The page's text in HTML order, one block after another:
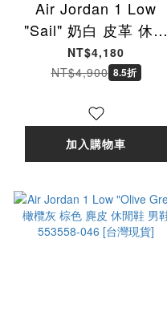
Air Jordan 1 Low
"Sail" 奶白 皮革 休閒
鞋 男鞋 HQ6998-100
[台灣現貨]
NT$4,180
NT$4,900 8.5折
加入購物車